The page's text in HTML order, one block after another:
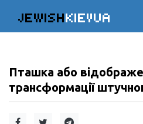
JEWISHKIEVUA
Пташка або
трансформації